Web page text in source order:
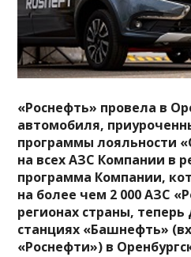
«Роснефть» провела в
автомобиля,
программы лояльности
на всех АЗС Компании в
программа Компании,
на более чем 2 000 АЗС
регионах страны, теперь
станциях «Башнефть»
«Роснефти») в